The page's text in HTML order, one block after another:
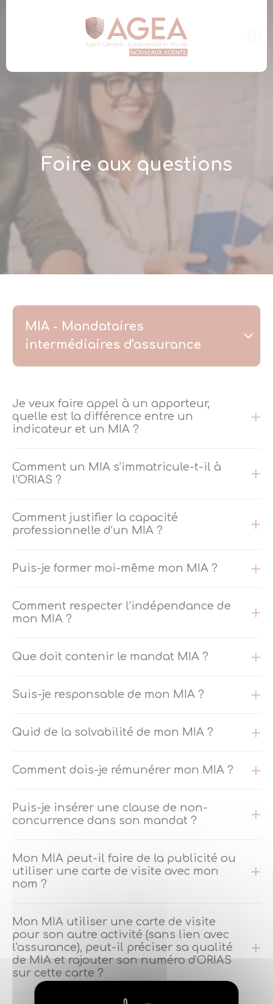
Foire aux questions
MIA - Mandataires
intermédiaires d'assurance
Je veux faire appel à un apporteur,
quelle est la différence entre un
indicateur et un MIA ?
Comment un MIA s’immatricule-t-il à
l’ORIAS ?
Comment justifier la capacité
professionnelle d’un MIA ?
Puis-je former moi-même mon MIA ?
Comment respecter l’indépendance de
mon MIA ?
Que doit contenir le mandat MIA ?
Suis-je responsable de mon MIA ?
Quid de la solvabilité de mon MIA ?
Comment dois-je rémunérer mon MIA ?
Puis-je insérer une clause de non-
concurrence dans son mandat ?
Mon MIA peut-il faire de la publicité ou
utiliser une carte de visite avec mon
nom ?
Mon MIA utiliser une carte de visite
pour son autre activité (sans lien avec
l'assurance), peut-il préciser sa qualité
de MIA et rajouter son numéro d'ORIAS
sur cette carte ?